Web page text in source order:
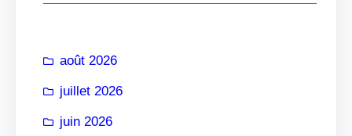
h
e
août 2026
juillet 2026
juin 2026